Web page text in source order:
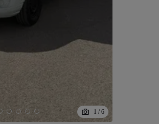
financiamento
1 / 6